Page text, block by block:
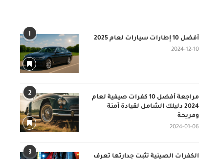
1
أفضل 10 إطارات سيارات لعام 2025
2024-12-10
2
مراجعة أفضل 10 كفرات صيفية لعام
2024 دليلك الشامل لقيادة آمنة
ومريحة
2024-01-06
3
الكفرات الصينية تثبت جدارتها تعرف